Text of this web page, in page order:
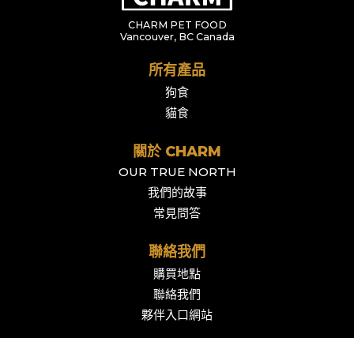
CHARM PET FOOD
Vancouver, BC Canada
所有產品
狗食
貓食
關於 CHARM
OUR TRUE NORTH
我們的故事
常見問答
聯絡我們
購買地點
聯絡我們
夥伴入口網站